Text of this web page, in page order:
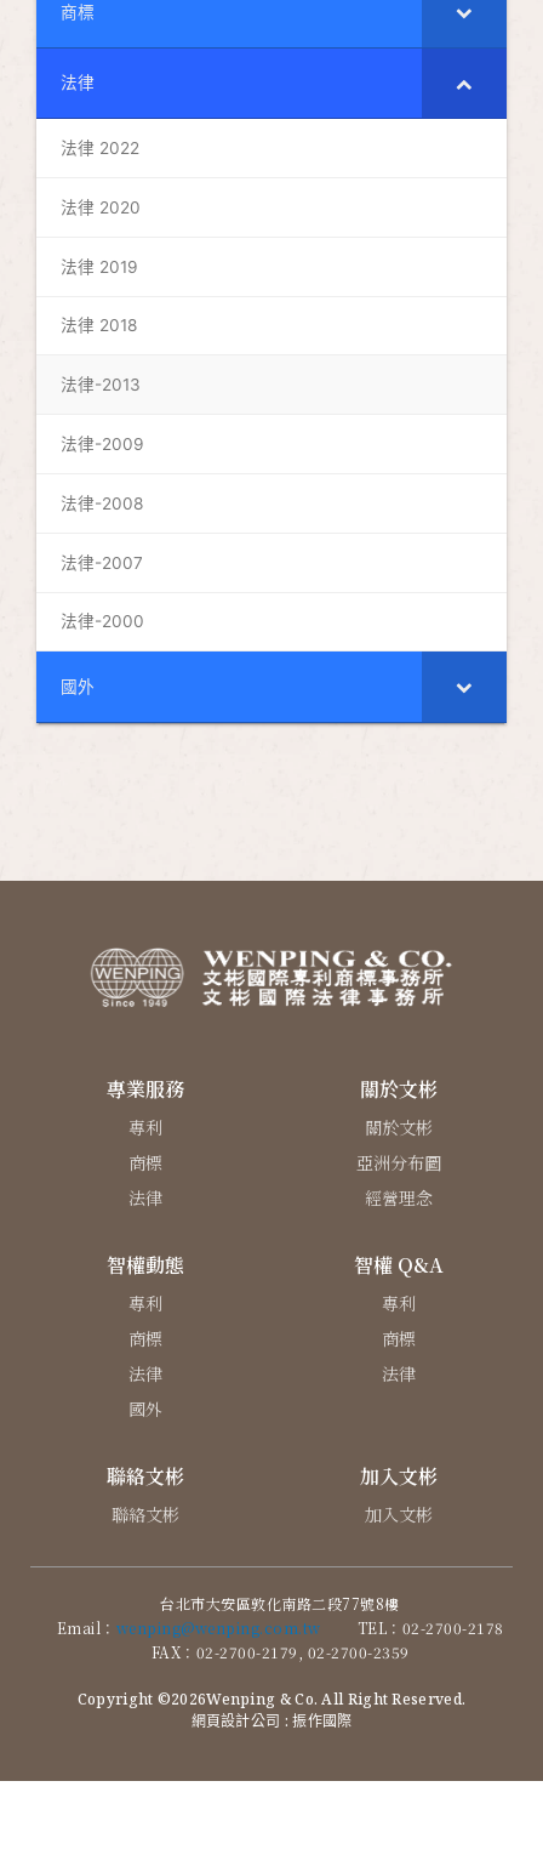
商標
法律
法律 2022
法律 2020
法律 2019
法律 2018
法律-2013
法律-2009
法律-2008
法律-2007
法律-2000
國外
專業服務
專利
商標
法律
關於文彬
關於文彬
亞洲分布圖
經營理念
智權動態
專利
商標
法律
國外
智權 Q&A
專利
商標
法律
聯絡文彬
聯絡文彬
加入文彬
加入文彬
台北市大安區敦化南路二段77號8樓
Email： wenping@wenping.com.tw
TEL：02-2700-2178
FAX：02-2700-2179, 02-2700-2359
Copyright ©2026Wenping & Co. All Right Reserved.
網頁設計公司 : 振作國際